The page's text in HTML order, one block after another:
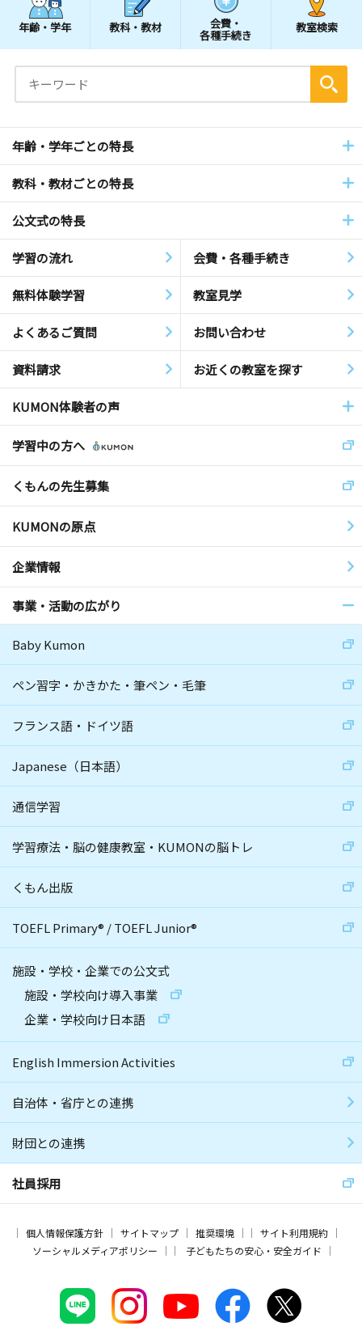
年齢・学年 教科・教材 会費・
各種手続き
教室検索
年齢・学年ごとの特長
教科・教材ごとの特長
公文式の特長
学習の流れ 会費・各種手続き
無料体験学習 教室見学
よくあるご質問 お問い合わせ
資料請求 お近くの教室を探す
KUMON体験者の声
学習中の方へ
くもんの先生募集
KUMONの原点
企業情報
事業・活動の広がり
Baby Kumon
ペン習字・かきかた・筆ペン・毛筆
フランス語・ドイツ語
Japanese（日本語）
通信学習
学習療法・脳の健康教室・KUMONの脳トレ
くもん出版
TOEFL Primary® /TOEFL Junior®
施設・学校・企業での公文式
施設・学校向け導入事業
企業・学校向け日本語
English Immersion Activities
自治体・省庁との連携
財団との連携
社員採用
個人情報保護方針 サイトマップ 推奨環境
サイト利用規約
ソーシャルメディアポリシー
子どもたちの安心・安全ガイド